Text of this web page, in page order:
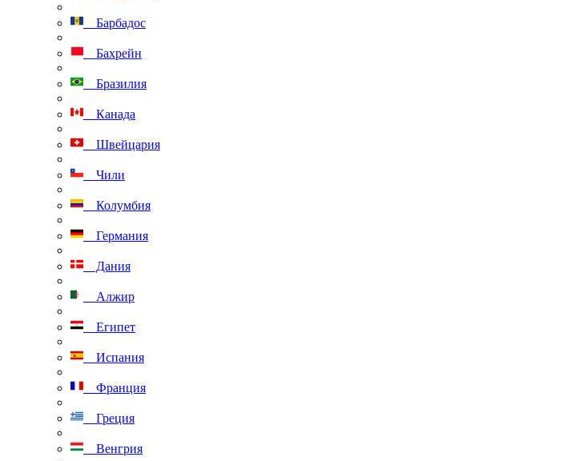
Барбадос
Бахрейн
Бразилия
Канада
Швейцария
Чили
Колумбия
Германия
Дания
Алжир
Египет
Испания
Франция
Греция
Венгрия